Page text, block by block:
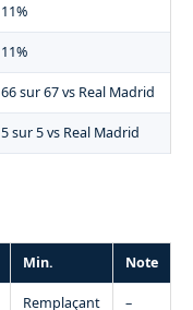
11%
11%
66 sur 67 vs Real Madrid
5 sur 5 vs Real Madrid
Min. Note
Remplaçant –